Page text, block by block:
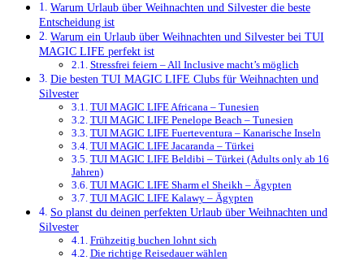
Warum Urlaub über Weihnachten und Silvester die beste
Entscheidung ist
Warum ein Urlaub über Weihnachten und Silvester bei TUI
MAGIC LIFE perfekt ist
Stressfrei feiern – All Inclusive macht’s möglich
Die besten TUI MAGIC LIFE Clubs für Weihnachten und
Silvester
TUI MAGIC LIFE Africana – Tunesien
TUI MAGIC LIFE Penelope Beach – Tunesien
TUI MAGIC LIFE Fuerteventura – Kanarische Inseln
TUI MAGIC LIFE Jacaranda – Türkei
TUI MAGIC LIFE Beldibi – Türkei (Adults only ab 16
Jahren)
TUI MAGIC LIFE Sharm el Sheikh – Ägypten
TUI MAGIC LIFE Kalawy – Ägypten
So planst du deinen perfekten Urlaub über Weihnachten und
Silvester
Frühzeitig buchen lohnt sich
Die richtige Reisedauer wählen